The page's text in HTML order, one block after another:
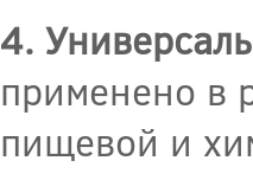
4.
применено в
пищевой и